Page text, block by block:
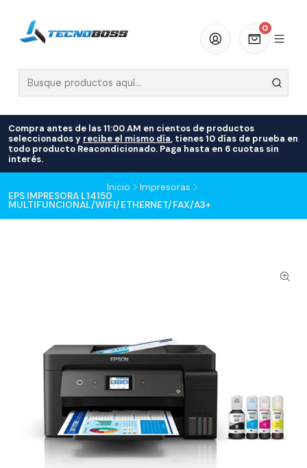
0
Compra antes de las 11:00 AM en cientos de productos
seleccionados y recibe el mismo día, tienes 10 días de prueba en
todo producto Reacondicionado. Paga hasta en 6 cuotas sin
interés.
Inicio Impresoras
EPS IMPRESORA L14150
MULTIFUNCIONAL/WIFI/ETHERNET/FAX/A3+